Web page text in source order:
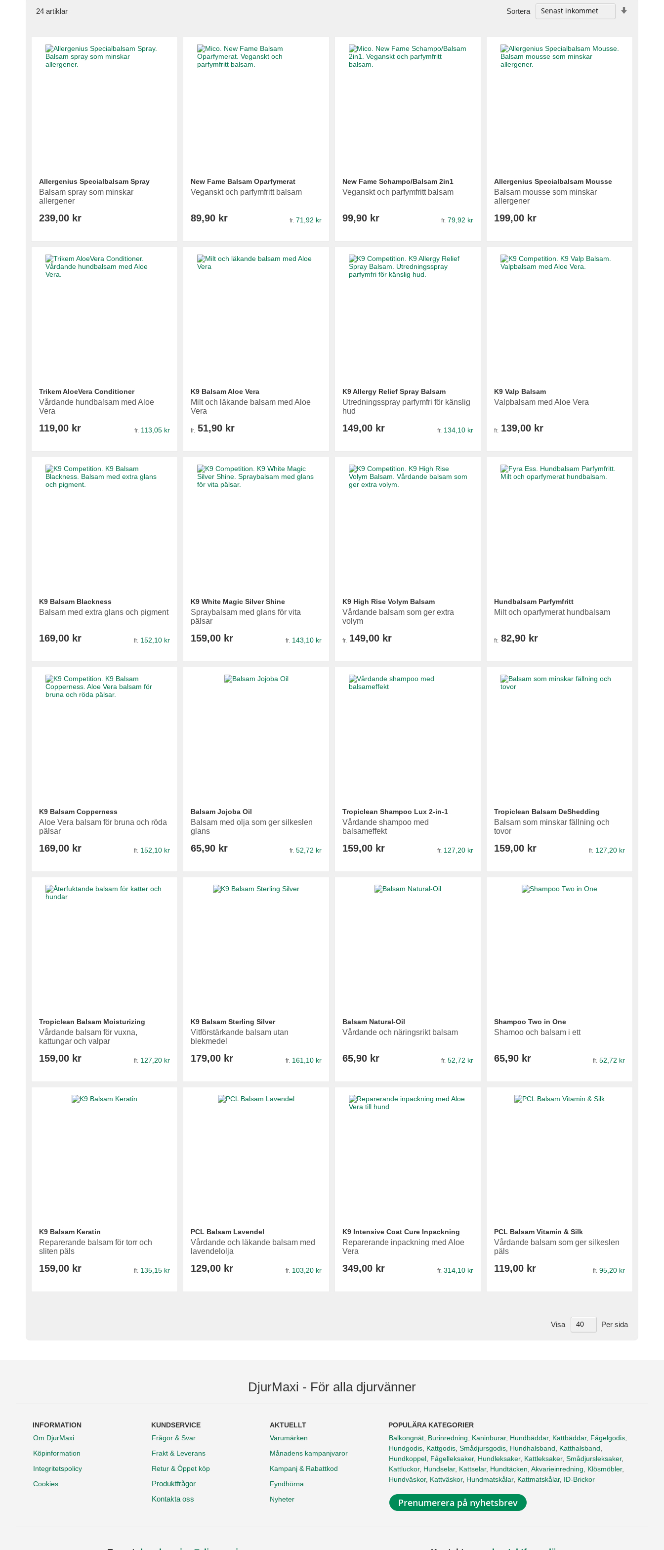
24 artiklar Sortera
Allergenius Specialbalsam Spray
Balsam spray som minskar
allergener
239,00 kr
New Fame Balsam Oparfymerat
Veganskt och parfymfritt balsam
89,90 kr fr. 71,92 kr
New Fame Schampo/Balsam 2in1
Veganskt och parfymfritt balsam
99,90 kr fr. 79,92 kr
Allergenius Specialbalsam Mousse
Balsam mousse som minskar
allergener
199,00 kr
Trikem AloeVera Conditioner
Vårdande hundbalsam med Aloe
Vera
119,00 kr fr. 113,05 kr
K9 Balsam Aloe Vera
Milt och läkande balsam med Aloe
Vera
fr. 51,90 kr
K9 Allergy Relief Spray Balsam
Utredningsspray parfymfri för känslig
hud
149,00 kr fr. 134,10 kr
K9 Valp Balsam
Valpbalsam med Aloe Vera
fr. 139,00 kr
K9 Balsam Blackness
Balsam med extra glans och pigment
169,00 kr fr. 152,10 kr
K9 White Magic Silver Shine
Spraybalsam med glans för vita
pälsar
159,00 kr fr. 143,10 kr
K9 High Rise Volym Balsam
Vårdande balsam som ger extra
volym
fr. 149,00 kr
Hundbalsam Parfymfritt
Milt och oparfymerat hundbalsam
fr. 82,90 kr
K9 Balsam Copperness
Aloe Vera balsam för bruna och röda
pälsar
169,00 kr fr. 152,10 kr
Balsam Jojoba Oil
Balsam med olja som ger silkeslen
glans
65,90 kr fr. 52,72 kr
Tropiclean Shampoo Lux 2-in-1
Vårdande shampoo med
balsameffekt
159,00 kr fr. 127,20 kr
Tropiclean Balsam DeShedding
Balsam som minskar fällning och
tovor
159,00 kr fr. 127,20 kr
Tropiclean Balsam Moisturizing
Vårdande balsam för vuxna,
kattungar och valpar
159,00 kr fr. 127,20 kr
K9 Balsam Sterling Silver
Vitförstärkande balsam utan
blekmedel
179,00 kr fr. 161,10 kr
Balsam Natural-Oil
Vårdande och näringsrikt balsam
65,90 kr fr. 52,72 kr
Shampoo Two in One
Shamoo och balsam i ett
65,90 kr fr. 52,72 kr
K9 Balsam Keratin
Reparerande balsam för torr och
sliten päls
159,00 kr fr. 135,15 kr
PCL Balsam Lavendel
Vårdande och läkande balsam med
lavendelolja
129,00 kr fr. 103,20 kr
K9 Intensive Coat Cure Inpackning
Reparerande inpackning med Aloe
Vera
349,00 kr fr. 314,10 kr
PCL Balsam Vitamin & Silk
Vårdande balsam som ger silkeslen
päls
119,00 kr fr. 95,20 kr
Visa Per sida
DjurMaxi - För alla djurvänner
INFORMATION
Om DjurMaxi
Köpinformation
Integritetspolicy
Cookies
KUNDSERVICE
Frågor & Svar
Frakt & Leverans
Retur & Öppet köp
Produktfrågor
Kontakta oss
AKTUELLT
Varumärken
Månadens kampanjvaror
Kampanj & Rabattkod
Fyndhörna
Nyheter
POPULÄRA KATEGORIER
Balkongnät Burinredning Kaninburar, Hundbäddar, Kattbäddar, Fågelgodis
Hundgodis Kattgodis Smådjursgodis Hundhalsband Katthalsband
Hundkoppel Fågelleksaker, Hundleksaker, Kattleksaker, Smådjursleksaker,
Kattluckor, Hundselar, Kattselar, Hundtäcken Akvarieinredning Klösmöbler,
Hundväskor, Kattväskor, Hundmatskålar, Kattmatskålar, ID-Brickor
Prenumerera på nyhetsbrev